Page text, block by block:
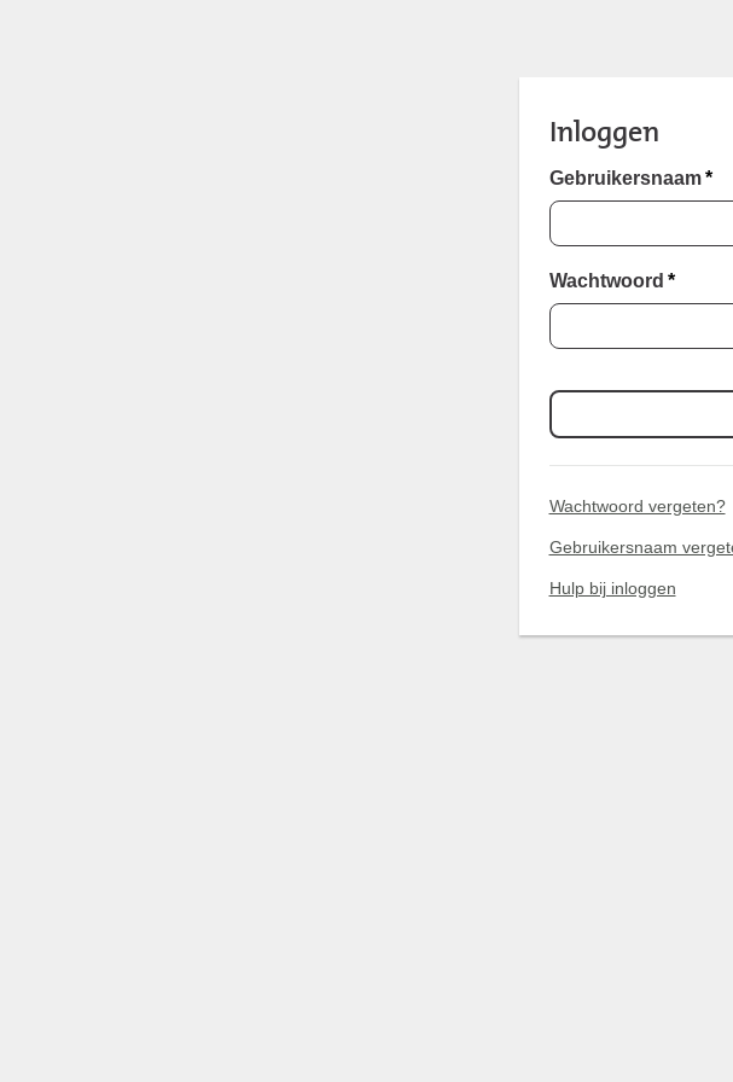
Inloggen
Gebruikersnaam *
Wachtwoord *
Wachtwoord vergeten?
Gebruikersnaam
Hulp bij inloggen